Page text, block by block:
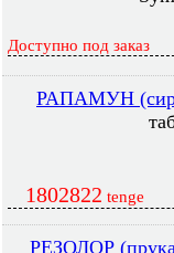
Доступно под заказ
РАПАМУН
1802822 tenge
РЕЗОЛОР